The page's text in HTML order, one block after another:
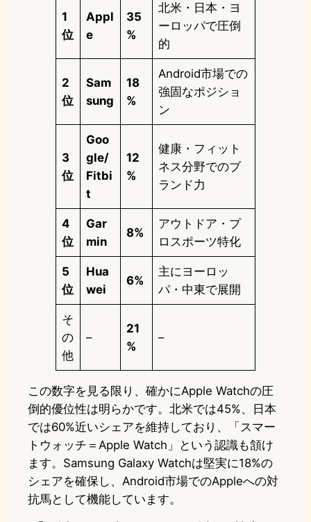
1
位
Appl
e
35
%
北米・日本・ヨ
ーロッパで圧倒
的
2
位
Sam
sung
18
%
Android市場での
強固なポジショ
ン
3
位
Goo
gle/
Fitbi
t
12
%
健康・フィット
ネス分野でのブ
ランド力
4
位
Gar
min
8%
アウトドア・プ
ロスポーツ特化
5
位
Hua
wei
6%
主にヨーロッ
パ・中東で展開
そ
の
他
–
21
%
–
この数字を見る限り、確かにApple Watchの圧
倒的優位性は明らかです。北米では45%、日本
では60%近いシェアを維持しており、「スマー
トウォッチ＝Apple Watch」という認識も頷け
ます。Samsung Galaxy Watchは堅実に18%の
シェアを確保し、Android市場でのAppleへの対
抗馬として機能しています。